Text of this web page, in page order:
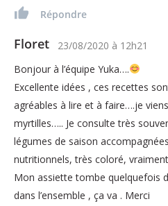
Répondre
Floret 23/08/2020 à 12h21
Bonjour à l’équipe Yuka….
Excellente idées , ces recettes
agréables à lire et à faire….je
myrtilles….. Je consulte très
légumes de saison
nutritionnels, très coloré,
Mon assiette tombe quelquefois
dans l’ensemble , ça va . Merci